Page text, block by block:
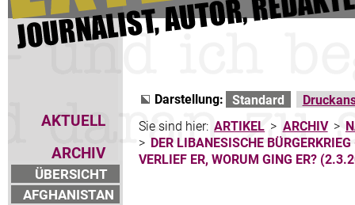
AKTUELL
ARCHIV
ÜBERSICHT
AFGHANISTAN
Darstellung: Standard
Sie sind hier: ARTIKEL > ARCHIV >
> DER LIBANESISCHE
VERLIEF ER, WORUM GING ER?